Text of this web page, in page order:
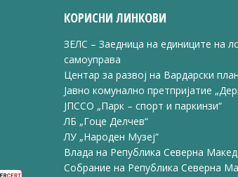
КОРИСНИ ЛИНКОВИ
ЗЕЛС – Заедница на единиците на
самоуправа
Центар за развој на Вардарски
Јавно комунално претпријатие
ЈПССО „Парк – спорт и паркинзи“
ЛБ „Гоце Делчев“
ЛУ „Народен Музеј“
Влада на Република Северна
Собрание на Република Северна